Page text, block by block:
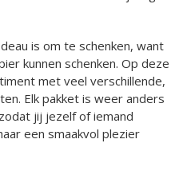
is om te schenken, want
kunnen schenken. Op deze
met veel verschillende,
Elk pakket is weer anders
jij jezelf of iemand
een smaakvol plezier